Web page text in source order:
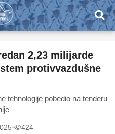
2,23 milijarde
protivvazdušne
tehnologije pobedio na tenderu
• 424